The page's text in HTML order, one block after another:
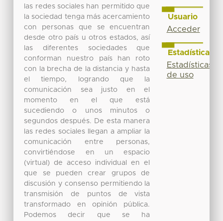
las redes sociales han permitido que
la sociedad tenga más acercamiento
con personas que se encuentran
desde otro país u otros estados, así
las diferentes sociedades que
conforman nuestro país han roto
con la brecha de la distancia y hasta
el tiempo, logrando que la
comunicación sea justo en el
momento en el que está
sucediendo o unos minutos o
segundos después. De esta manera
las redes sociales llegan a ampliar la
comunicación entre personas,
convirtiéndose en un espacio
(virtual) de acceso individual en el
que se pueden crear grupos de
discusión y consenso permitiendo la
transmisión de puntos de vista
transformado en opinión pública.
Podemos decir que se ha
Usuario
Acceder
Estadísticas
Estadísticas
de uso